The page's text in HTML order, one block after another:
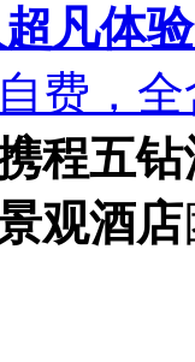
凡体验
费，
程五
观酒店